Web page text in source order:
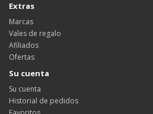
Extras
Marcas
Vales de regalo
Afiliados
Ofertas
Su cuenta
Su cuenta
Historial de pedidos